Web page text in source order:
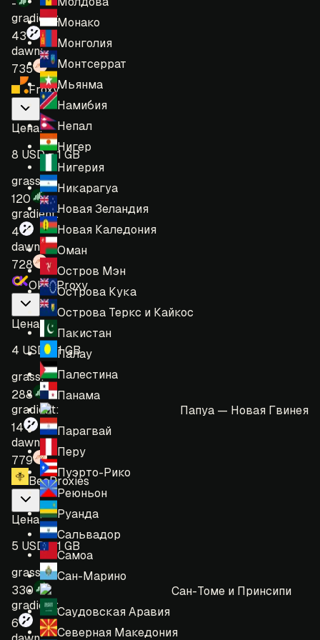
Монако
Монголия
Монтсеррат
Мьянма
Намибия
Непал
Нигер
Нигерия
Никарагуа
Новая Зеландия
Новая Каледония
Оман
Остров Мэн
Острова Кука
Острова Теркс и Кайкос
Пакистан
Палау
Палестина
Панама
Папуа — Новая Гвинея
Парагвай
Перу
Пуэрто-Рико
Реюньон
Руанда
Сальвадор
Самоа
Сан-Марино
Сан-Томе и Принсипи
Саудовская Аравия
Северная Македония
-
gradient:
43
dawn:
735
Froxy
Цена:
8 USD = 1 GB
grass:
120
gradient:
4
dawn:
728
OkeyProxy
Цена:
4 USD = 1 GB
grass:
288
gradient:
14
dawn:
779
BeeProxies
Цена:
5 USD = 1 GB
grass:
330
gradient:
6